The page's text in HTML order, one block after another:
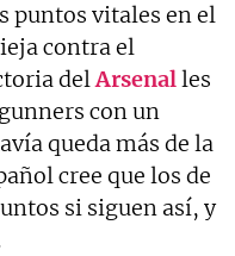
puntos vitales en el
contra el
delArsenalles
con un
queda más de la
cree que los de
si siguen así, y